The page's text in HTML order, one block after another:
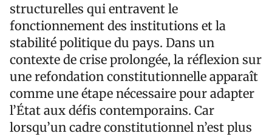
structurelles qui entravent le
fonctionnement des institutions et la
stabilité politique du pays. Dans un
contexte de crise prolongée, la réflexion sur
une refondation constitutionnelle apparaît
comme une étape nécessaire pour adapter
l’État aux défis contemporains. Car
lorsqu’un cadre constitutionnel n’est plus